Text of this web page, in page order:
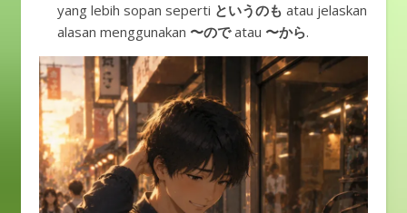
yang lebih sopan seperti というのも atau jelaskan
alasan menggunakan 〜のでatau 〜から.